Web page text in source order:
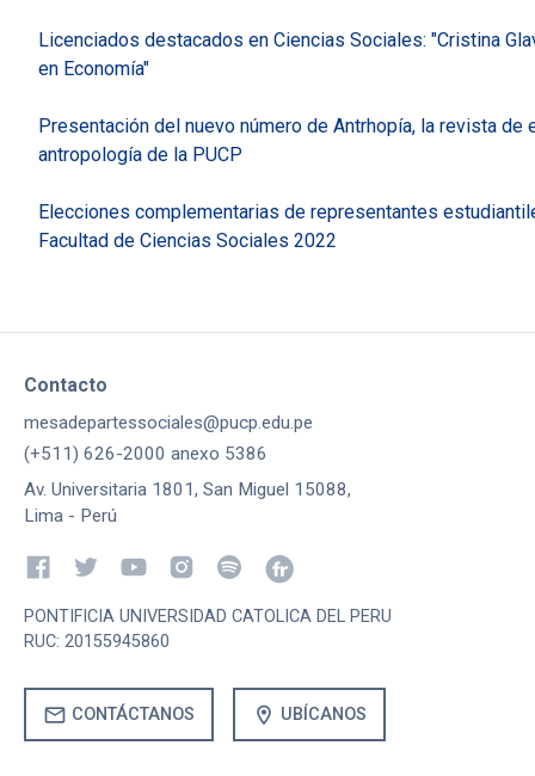
Licenciados destacados en Ciencias Sociales: "Cristina
en Economía"
Presentación del nuevo número de Antrhopía, la revista de
antropología de la PUCP
Elecciones complementarias de representantes
Facultad de Ciencias Sociales 2022
Contacto
mesadepartessociales@pucp.edu.pe
(+511) 626-2000 anexo 5386
Av. Universitaria 1801, San Miguel 15088,
Lima - Perú
PONTIFICIA UNIVERSIDAD CATOLICA DEL PERU
RUC: 20155945860
mail CONTÁCTANOS location_on UBÍCANOS